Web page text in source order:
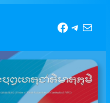
Mail